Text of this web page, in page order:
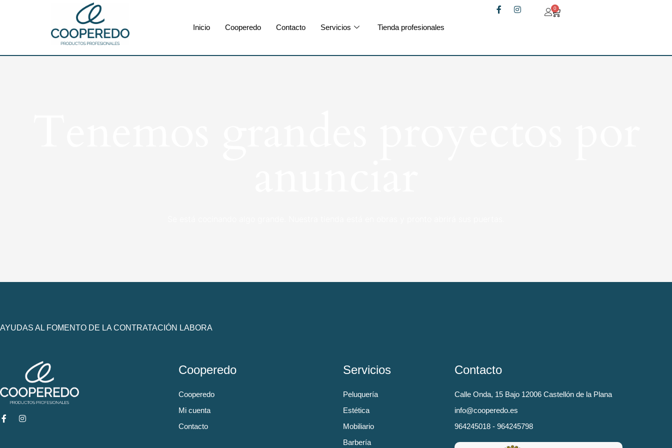
Inicio Cooperedo Contacto Servicios Tienda profesionales
0
AYUDAS AL FOMENTO DE LA CONTRATACIÓN LABORA
Cooperedo
Cooperedo
Mi cuenta
Contacto
Servicios
Peluquería
Estética
Mobiliario
Barbería
Contacto
Calle Onda, 15 Bajo 12006 Castellón de la Plana
info@cooperedo.es
964245018 - 964245798